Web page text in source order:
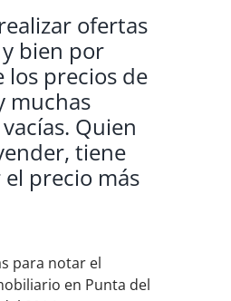
ofertas
bien por
los precios de
muchas
Quien
tiene
precio más
para notar el
en Punta del